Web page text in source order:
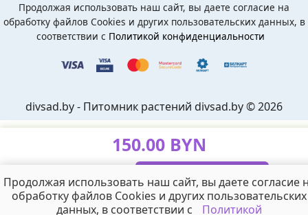
150.00 BYN
В корзину
Продолжая использовать наш сайт, вы даете согласие на
обработку файлов Cookies и других пользовательских данных, в
соответствии с Политикой конфиденциальности
divsad.by - Питомник растений divsad.by © 2026
Продолжая использовать наш сайт, вы даете согласие
обработку файлов Cookies и других пользовательских
данных, в соответствии с
Политикой